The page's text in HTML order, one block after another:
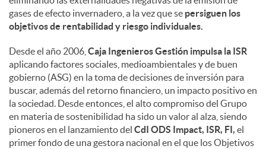
gases de efecto invernadero, a la vez que se persiguen los
objetivos de rentabilidad y riesgo individuales.
Desde el año 2006, Caja Ingenieros Gestión impulsa la ISR
aplicando factores sociales, medioambientales y de buen
gobierno (ASG) en la toma de decisiones de inversión para
buscar, además del retorno financiero, un impacto positivo en
la sociedad. Desde entonces, el alto compromiso del Grupo
en materia de sostenibilidad ha sido un valor al alza, siendo
pioneros en el lanzamiento del CdI ODS Impact, ISR, FI, el
primer fondo de una gestora nacional en el que los Objetivos